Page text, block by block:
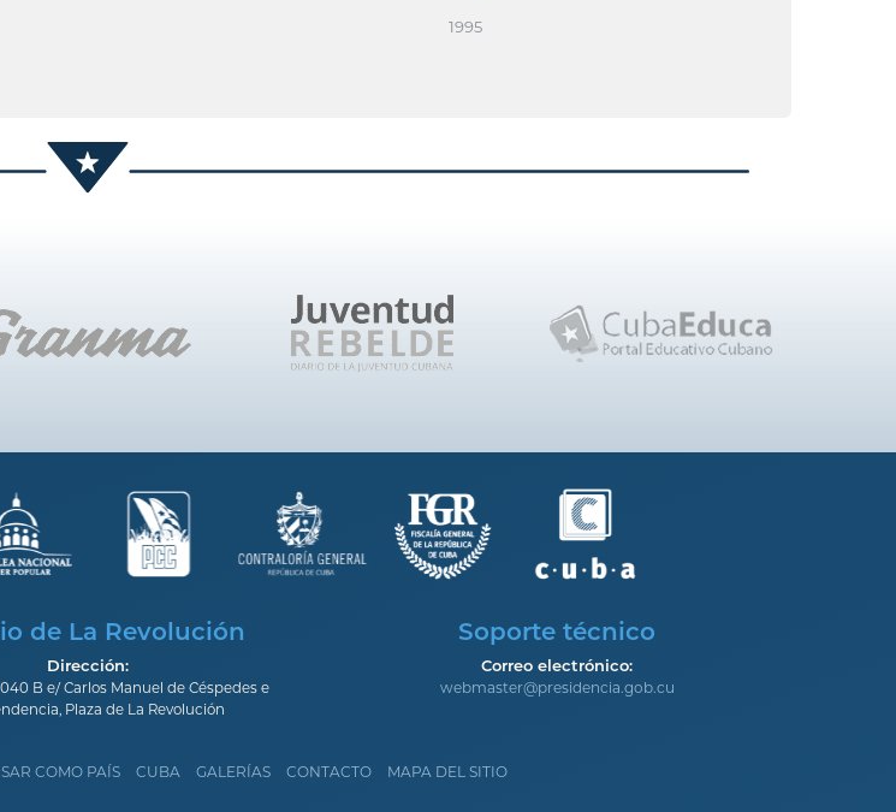
1995
de La Revolución
Dirección:
B e/ Carlos Manuel de Céspedes e
Plaza de La Revolución
Soporte técnico
Correo electrónico:
webmaster@presidencia.gob.cu
COMO PAÍS CUBA GALERÍAS CONTACTO MAPA DEL SITIO